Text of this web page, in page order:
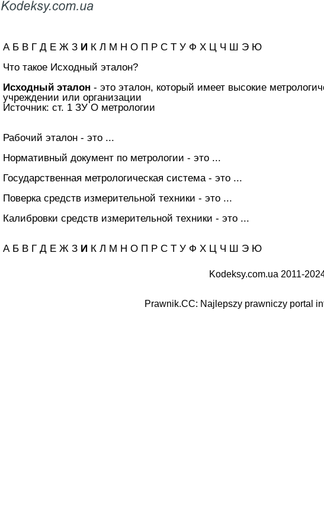
А Б В Г Д Е Ж З И К Л М Н О П Р С Т У Ф Х Ц Ч Ш Э Ю
Что такое Исходный эталон?
Исходный эталон - это эталон, который имеет высокие
учреждении или организации
Источник: ст. 1 ЗУ О метрологии
Рабочий эталон - это ...
Нормативный документ по метрологии - это ...
Государственная метрологическая система - это ...
Поверка средств измерительной техники - это ...
Калибровки средств измерительной техники - это ...
А Б В Г Д Е Ж З И К Л М Н О П Р С Т У Ф Х Ц Ч Ш Э Ю
Kodeksy.com.ua 2011-
Prawnik.CC: Najlepszy prawniczy portal